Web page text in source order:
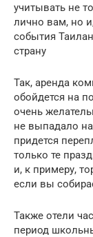
учитывать не
лично вам, но
события
страну
Так, аренда
обойдется на
очень
не выпадало
придется
только те
и, к примеру,
если вы
Также отели
период